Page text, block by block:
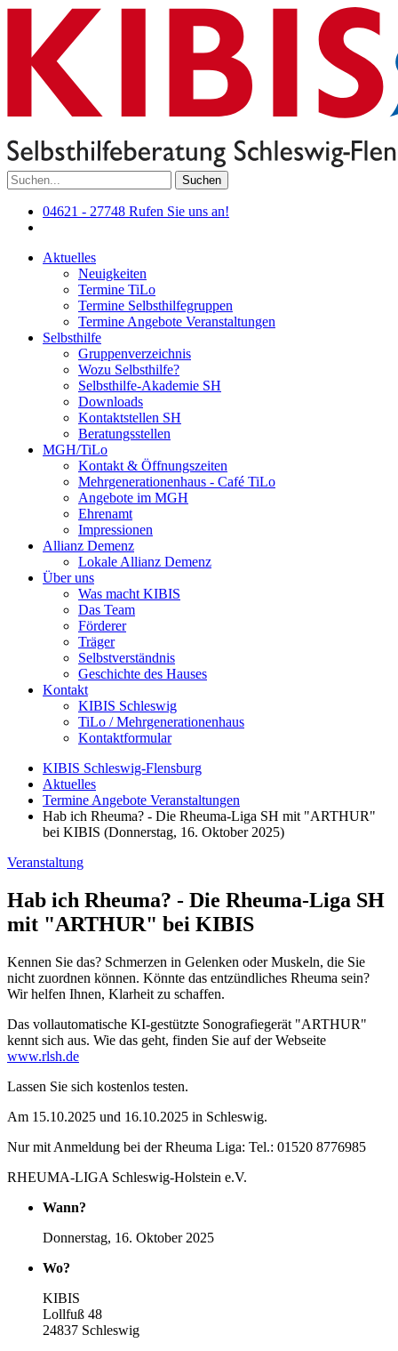
Suchen
04621 - 27748 Rufen Sie uns an!
Aktuelles
Neuigkeiten
Termine TiLo
Termine Selbsthilfegruppen
Termine Angebote Veranstaltungen
Selbsthilfe
Gruppenverzeichnis
Wozu Selbsthilfe?
Selbsthilfe-Akademie SH
Downloads
Kontaktstellen SH
Beratungsstellen
MGH/TiLo
Kontakt & Öffnungszeiten
Mehrgenerationenhaus - Café TiLo
Angebote im MGH
Ehrenamt
Impressionen
Allianz Demenz
Lokale Allianz Demenz
Über uns
Was macht KIBIS
Das Team
Förderer
Träger
Selbstverständnis
Geschichte des Hauses
Kontakt
KIBIS Schleswig
TiLo / Mehrgenerationenhaus
Kontaktformular
KIBIS Schleswig-Flensburg
Aktuelles
Termine Angebote Veranstaltungen
Hab ich Rheuma? - Die Rheuma-Liga SH mit "ARTHUR"
bei KIBIS (Donnerstag, 16. Oktober 2025)
Veranstaltung
Hab ich Rheuma? - Die Rheuma-Liga SH
mit "ARTHUR" bei KIBIS
Kennen Sie das? Schmerzen in Gelenken oder Muskeln, die Sie
nicht zuordnen können. Könnte das entzündliches Rheuma sein?
Wir helfen Ihnen, Klarheit zu schaffen.
Das vollautomatische KI-gestützte Sonografiegerät "ARTHUR"
kennt sich aus. Wie das geht, finden Sie auf der Webseite
www.rlsh.de
Lassen Sie sich kostenlos testen.
Am 15.10.2025 und 16.10.2025 in Schleswig.
Nur mit Anmeldung bei der Rheuma Liga: Tel.: 01520 8776985
RHEUMA-LIGA Schleswig-Holstein e.V.
Wann?
Donnerstag, 16. Oktober 2025
Wo?
KIBIS
Lollfuß 48
24837 Schleswig